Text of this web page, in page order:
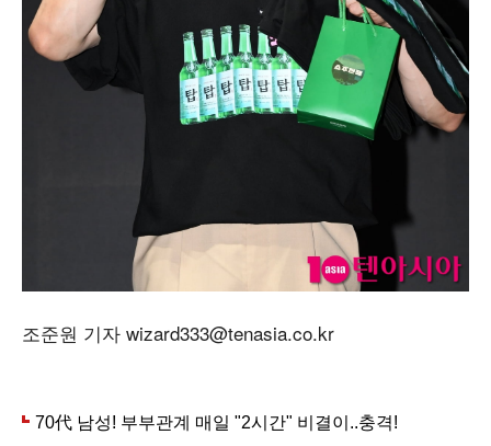
조준원 기자 wizard333@tenasia.co.kr